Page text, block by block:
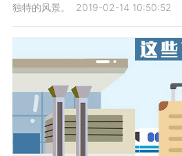
独特的风景。
2019-02-14 10:50:52